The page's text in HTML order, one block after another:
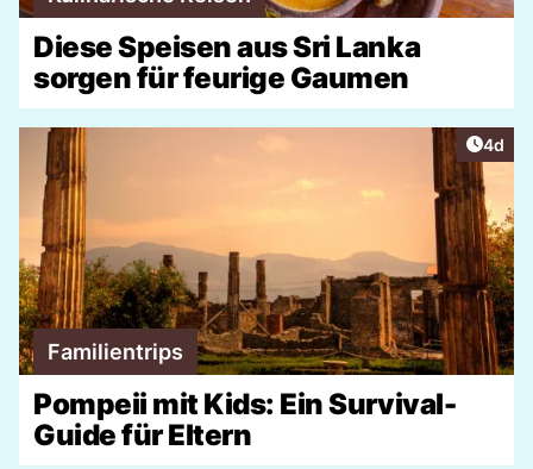
Diese Speisen aus Sri Lanka
sorgen für feurige Gaumen
4d
Familientrips
Pompeii mit Kids: Ein Survival-
Guide für Eltern